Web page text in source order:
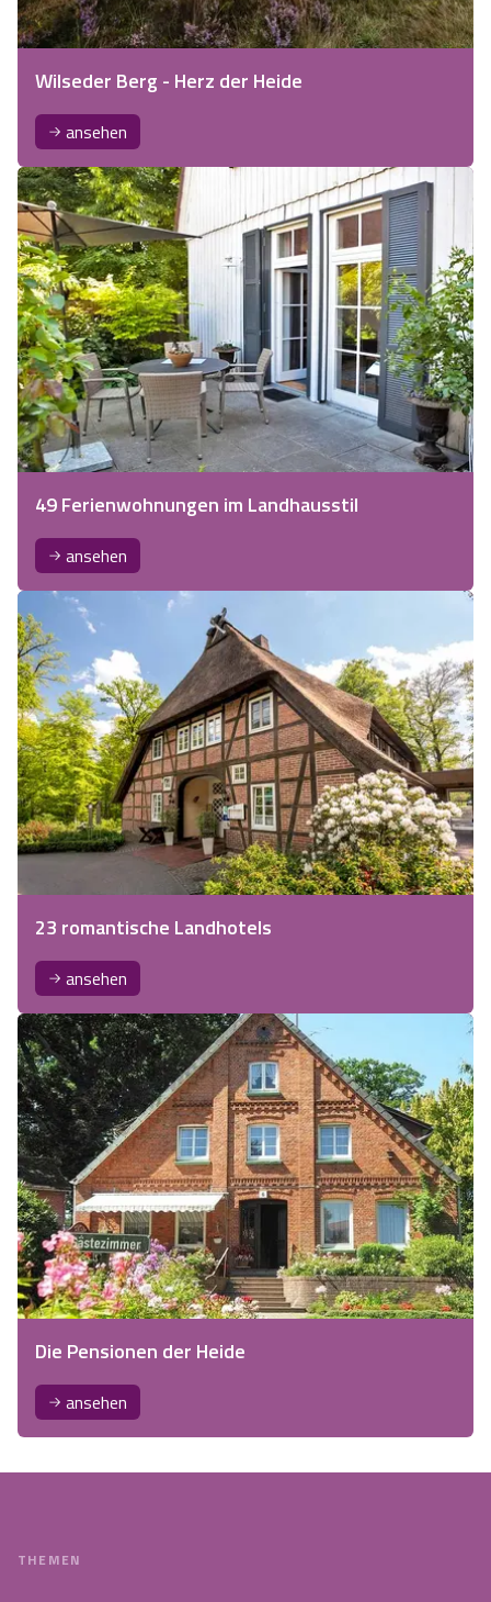
Wilseder Berg - Herz der Heide
ansehen
49 Ferienwohnungen im Landhausstil
ansehen
23 romantische Landhotels
ansehen
Die Pensionen der Heide
ansehen
THEMEN